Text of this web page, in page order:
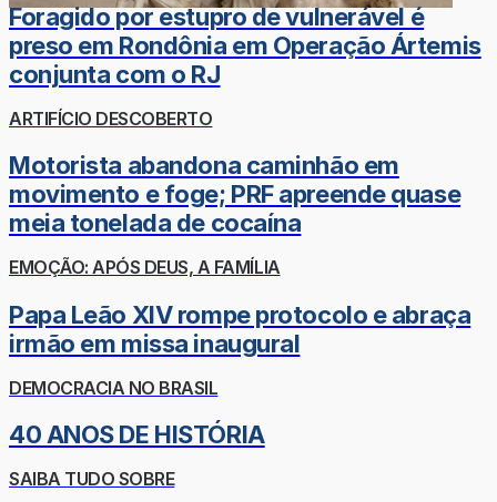
Foragido por estupro de vulnerável é
preso em Rondônia em Operação Ártemis
conjunta com o RJ
ARTIFÍCIO DESCOBERTO
Motorista abandona caminhão em
movimento e foge; PRF apreende quase
meia tonelada de cocaína
EMOÇÃO: APÓS DEUS, A FAMÍLIA
Papa Leão XIV rompe protocolo e abraça
irmão em missa inaugural
DEMOCRACIA NO BRASIL
40 ANOS DE HISTÓRIA
SAIBA TUDO SOBRE